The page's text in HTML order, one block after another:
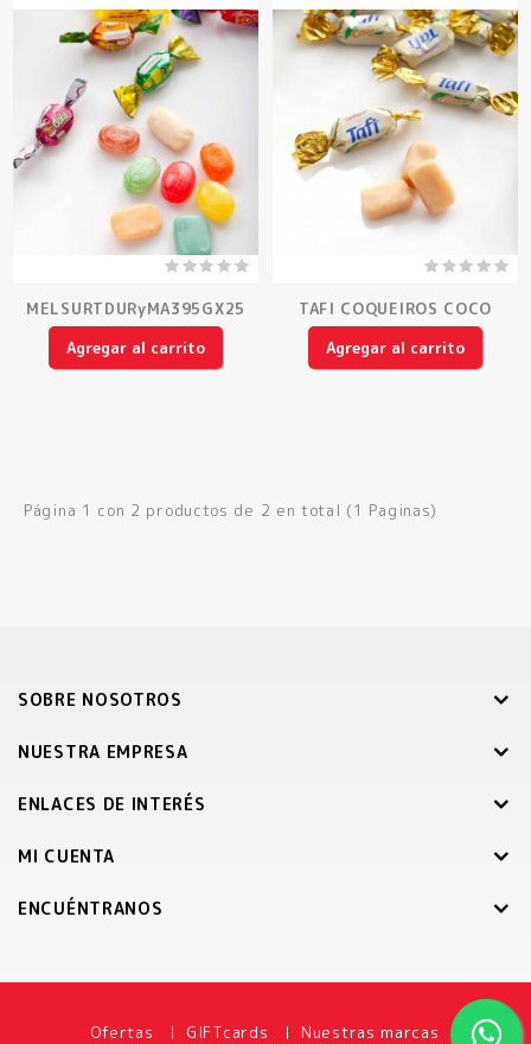
MELSURTDURyMA395GX25
Agregar al carrito
TAFI COQUEIROS COCO
Agregar al carrito
Página 1 con 2 productos de 2 en total (1 Paginas)
SOBRE NOSOTROS
NUESTRA EMPRESA
ENLACES DE INTERÉS
MI CUENTA
ENCUÉNTRANOS
Ofertas GIFTcards Nuestras marcas